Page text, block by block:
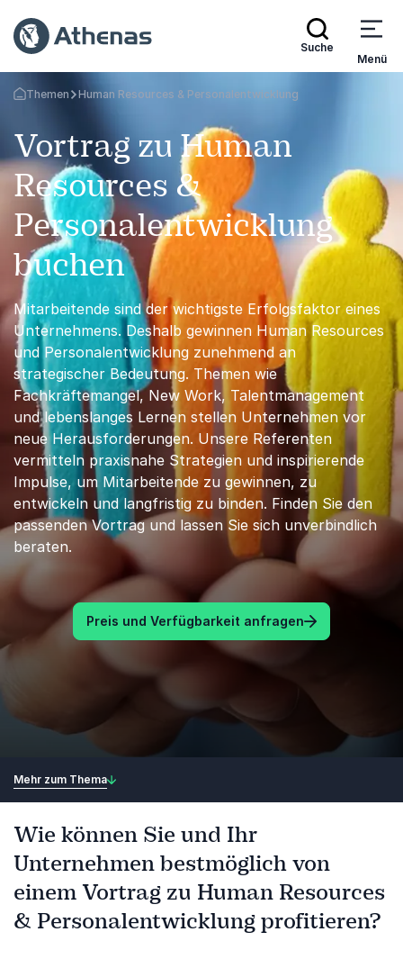
Suche
Menü
Zurück zur Startseite
Themen Human Resources & Personalentwicklung
Vortrag zu Human
Resources &
Personalentwicklung
buchen
Mitarbeitende sind der wichtigste Erfolgsfaktor eines
Unternehmens. Deshalb gewinnen Human Resources
und Personalentwicklung zunehmend an
strategischer Bedeutung. Themen wie
Fachkräftemangel, New Work, Talentmanagement
und lebenslanges Lernen stellen Unternehmen vor
neue Herausforderungen. Unsere Referenten
vermitteln praxisnahe Strategien und inspirierende
Impulse, um Mitarbeitende zu gewinnen, zu
entwickeln und langfristig zu binden. Finden Sie den
passenden Vortrag und lassen Sie sich unverbindlich
beraten.
Preis und Verfügbarkeit anfragen
Mehr zum Thema
Wie können Sie und Ihr
Unternehmen bestmöglich von
einem Vortrag zu Human Resources
& Personalentwicklung profitieren?